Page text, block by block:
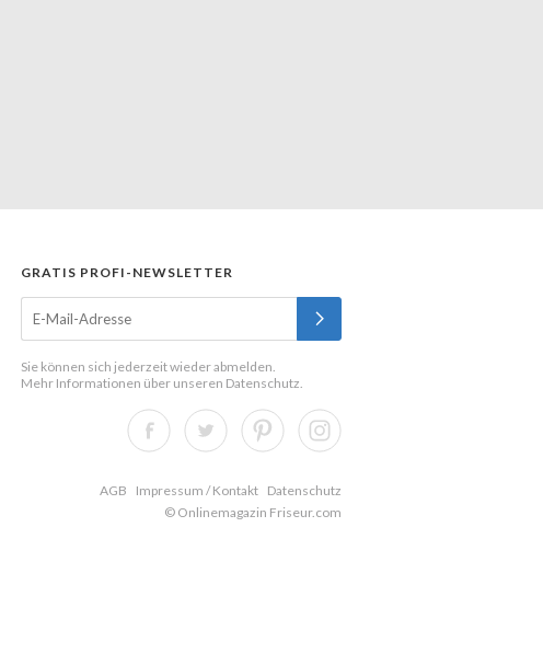
GRATIS PROFI-NEWSLETTER
Sie können sich jederzeit wieder abmelden.
Mehr Informationen über unseren Datenschutz.
AGB Impressum / Kontakt
Datenschutz
© Onlinemagazin Friseur.com